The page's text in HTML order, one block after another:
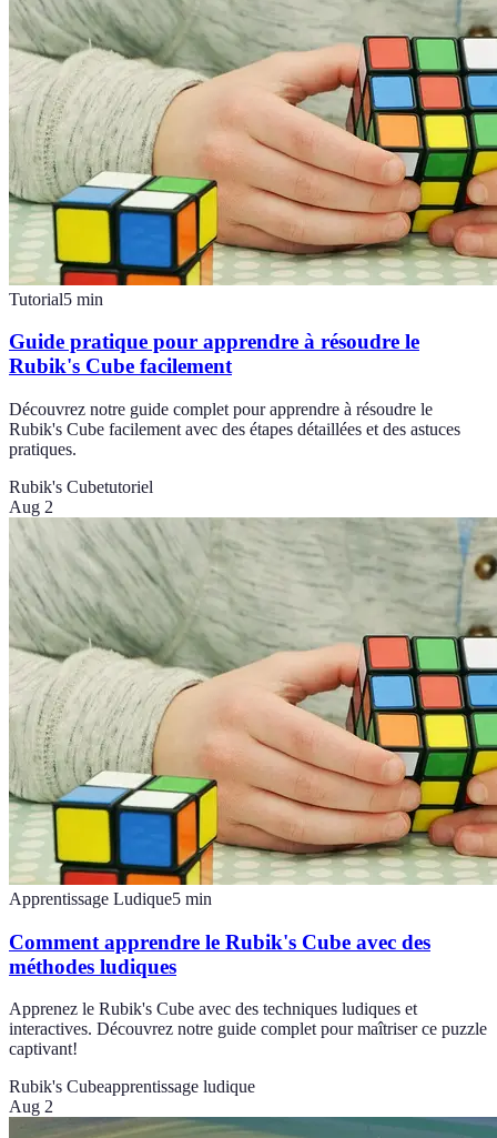
Tutorial5 min
Guide pratique pour apprendre à résoudre le
Rubik's Cube facilement
Découvrez notre guide complet pour apprendre à résoudre le
Rubik's Cube facilement avec des étapes détaillées et des astuces
pratiques.
Rubik's Cubetutoriel
Aug 2
Apprentissage Ludique5 min
Comment apprendre le Rubik's Cube avec des
méthodes ludiques
Apprenez le Rubik's Cube avec des techniques ludiques et
interactives. Découvrez notre guide complet pour maîtriser ce puzzle
captivant!
Rubik's Cubeapprentissage ludique
Aug 2